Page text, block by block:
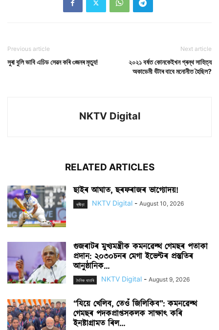
Previous article
সুৰা বুলি ভাবি এচিড সেৱন কৰি ৩জনৰ মৃত্যু!
Next article
২০২১ বৰ্ষত কোনকেইখন গ্ৰন্থ সাহিত্য
অকাডেমী বঁটাৰ বাবে মনোনীত হৈছিল?
NKTV Digital
RELATED ARTICLES
ছাইৰ আঘাত, ছৰফৰাজৰ ভাগ্যোদয়!
ক্ৰীড়া NKTV Digital - August 10, 2026
গুজৰাটৰ মুখ্যমন্ত্ৰীক কমনৱেল্থ গেমছৰ পতাকা
প্ৰদান: ২০৩০চনৰ মেগা ইভেণ্টৰ প্ৰস্তুতিৰ
আনুষ্ঠানিক...
দৈনিক বাতৰি NKTV Digital - August 9, 2026
“যিয়ে খেলিব, তেওঁ জিলিকিব”: কমনৱেল্থ
গেমছৰ পদকপ্ৰাপ্তসকলক সাক্ষাৎ কৰি
ইনষ্টাগ্ৰামত ৰিল...